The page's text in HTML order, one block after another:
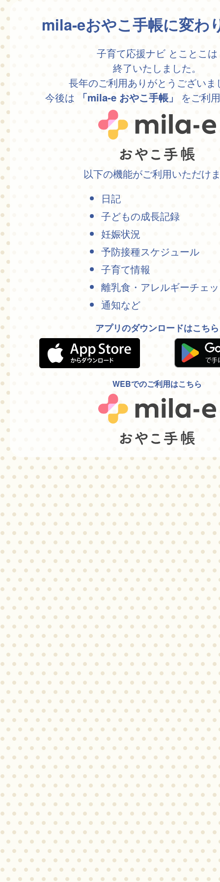
mila-eおやこ手帳に変わ
子育て応援ナビ とことこは
終了いたしました。
長年のご利用ありがとうございま
今後は
「mila-e おやこ手帳」 をご利
以下の機能がご利用いただけ
日記
子どもの成長記録
妊娠状況
予防接種スケジュール
子育て情報
離乳食・アレルギーチェ
通知など
アプリのダウンロードはこちら
WEBでのご利用はこちら